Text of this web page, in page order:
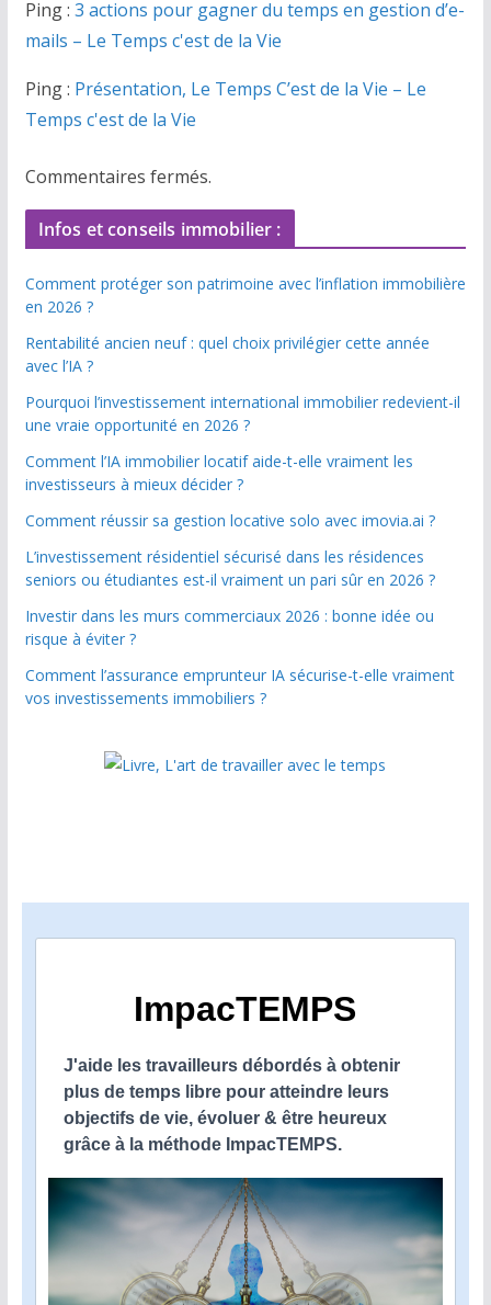
Ping : 3 actions pour gagner du temps en gestion d’e-
mails – Le Temps c'est de la Vie
Ping : Présentation, Le Temps C’est de la Vie – Le
Temps c'est de la Vie
Commentaires fermés.
Infos et conseils immobilier :
Comment protéger son patrimoine avec l’inflation immobilière
en 2026 ?
Rentabilité ancien neuf : quel choix privilégier cette année
avec l’IA ?
Pourquoi l’investissement international immobilier redevient-il
une vraie opportunité en 2026 ?
Comment l’IA immobilier locatif aide-t-elle vraiment les
investisseurs à mieux décider ?
Comment réussir sa gestion locative solo avec imovia.ai ?
L’investissement résidentiel sécurisé dans les résidences
seniors ou étudiantes est-il vraiment un pari sûr en 2026 ?
Investir dans les murs commerciaux 2026 : bonne idée ou
risque à éviter ?
Comment l’assurance emprunteur IA sécurise-t-elle vraiment
vos investissements immobiliers ?
ImpacTEMPS
J'aide les travailleurs débordés à obtenir
plus de temps libre pour atteindre leurs
objectifs de vie, évoluer & être heureux
grâce à la méthode ImpacTEMPS.